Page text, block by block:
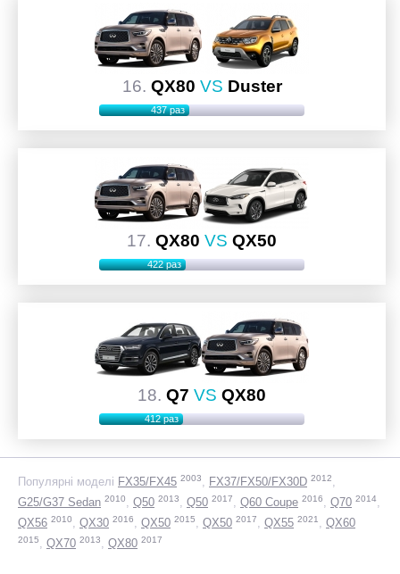
16. QX80 VS Duster
437 раз
17. QX80 VS QX50
422 раз
18. Q7 VS QX80
412 раз
Популярні моделі FX35/FX45 2003 FX37/FX50/FX30D 2012
G25/G37 Sedan 2010 Q50 2013 Q50 2017 Q60 Coupe 2016 Q70 2014
QX56 2010 QX30 2016 QX50 2015 QX50 2017 QX55 2021 QX60
2015 QX70 2013 QX80 2017